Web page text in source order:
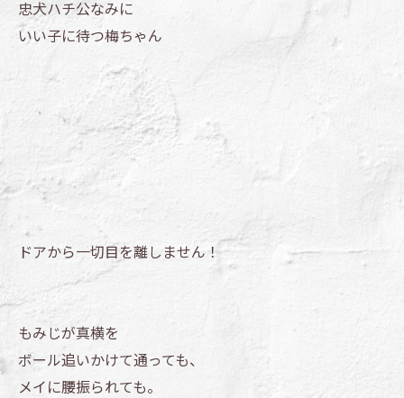
忠犬ハチ公なみに
いい子に待つ梅ちゃん
ドアから一切目を離しません！
もみじが真横を
ボール追いかけて通っても、
メイに腰振られても。